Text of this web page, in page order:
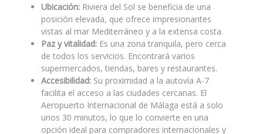
Ubicación: Riviera del Sol se beneficia de una
posición elevada, que ofrece impresionantes
vistas al mar Mediterráneo y a la extensa costa.
Paz y vitalidad: Es una zona tranquila, pero cerca
de todos los servicios. Encontrará varios
supermercados, tiendas, bares y restaurantes.
Accesibilidad: Su proximidad a la autovía A-7
facilita el acceso a las ciudades cercanas. El
Aeropuerto Internacional de Málaga está a solo
unos 30 minutos, lo que lo convierte en una
opción ideal para compradores internacionales y